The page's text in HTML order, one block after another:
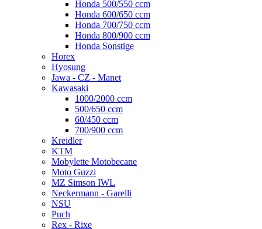
Honda 500/550 ccm
Honda 600/650 ccm
Honda 700/750 ccm
Honda 800/900 ccm
Honda Sonstige
Horex
Hyosung
Jawa - CZ - Manet
Kawasaki
1000/2000 ccm
500/650 ccm
60/450 ccm
700/900 ccm
Kreidler
KTM
Mobylette Motobecane
Moto Guzzi
MZ Simson IWL
Neckermann - Garelli
NSU
Puch
Rex - Rixe